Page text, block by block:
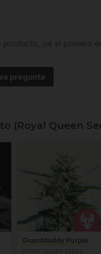
¡sé el primero
pregunta
(Royal Queen
Granddaddy Purple